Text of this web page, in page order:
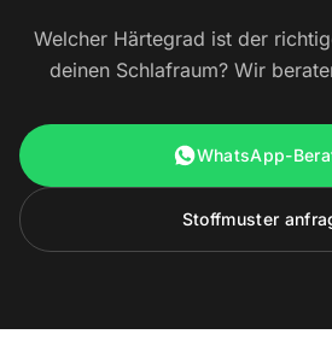
Welcher Härtegrad ist der
deinen Schlafraum? Wir
WhatsApp-
Stoffmuster